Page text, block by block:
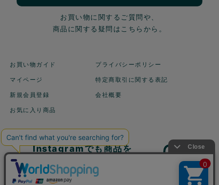
お買い物に関するご質問や、
商品に関する疑問はこちらから。
お買い物ガイド
マイページ
新規会員登録
お気に入り商品
プライバシーポリシー
特定商取引に関する表記
会社概要
Instagramでも商品を
ご紹介しています！